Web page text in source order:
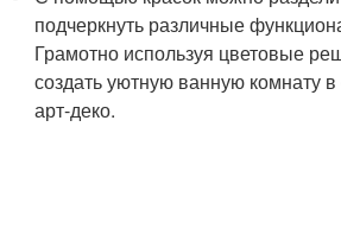
подчеркнуть различные
Грамотно используя цветовые
создать уютную ванную комнату в
арт-деко.